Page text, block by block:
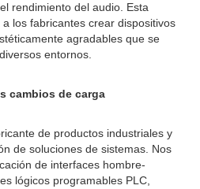
rendimiento del audio. Esta
los fabricantes crear dispositivos
agradables que se
entornos.
cambios de carga
de productos industriales y
de soluciones de sistemas. Nos
de interfaces hombre-
lógicos programables PLC,